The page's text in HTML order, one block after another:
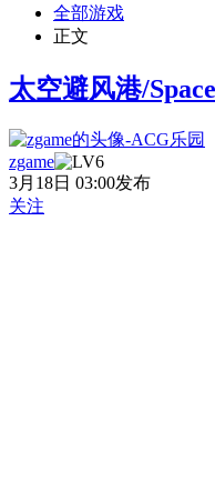
全部游戏
正文
太空避风港/
zgame
3月18日 03:00发布
关注